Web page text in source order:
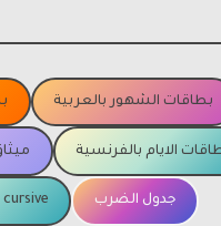
الايام بالفرنسية
cursive
اللغة الفرنسية